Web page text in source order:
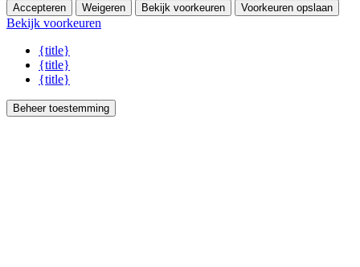
Accepteren Weigeren Bekijk voorkeuren Voorkeuren opslaan
Bekijk voorkeuren
{title}
{title}
{title}
Beheer toestemming